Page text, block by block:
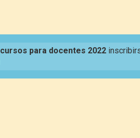
cursos para docentes 2022